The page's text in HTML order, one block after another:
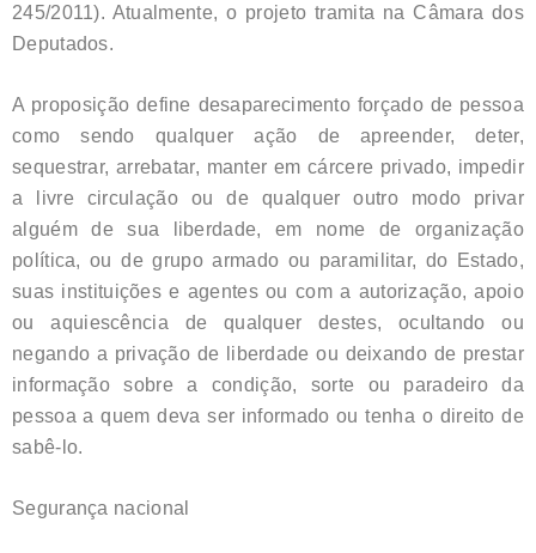
245/2011). Atualmente, o projeto tramita na Câmara dos
Deputados.
A proposição define desaparecimento forçado de pessoa
como sendo qualquer ação de apreender, deter,
sequestrar, arrebatar, manter em cárcere privado, impedir
a livre circulação ou de qualquer outro modo privar
alguém de sua liberdade, em nome de organização
política, ou de grupo armado ou paramilitar, do Estado,
suas instituições e agentes ou com a autorização, apoio
ou aquiescência de qualquer destes, ocultando ou
negando a privação de liberdade ou deixando de prestar
informação sobre a condição, sorte ou paradeiro da
pessoa a quem deva ser informado ou tenha o direito de
sabê-lo.
Segurança nacional